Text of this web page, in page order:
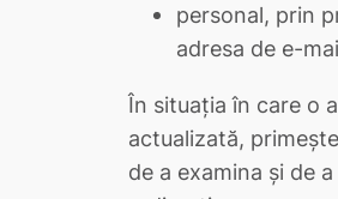
personal, prin
adresa de e-
În situația în care o
actualizată,
de a examina și de